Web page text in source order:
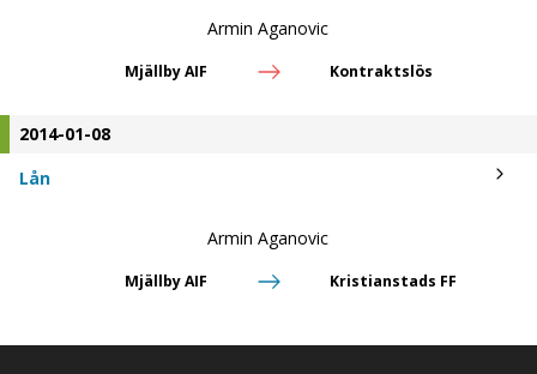
Armin Aganovic
Mjällby AIF Kontraktslös
2014-01-08
Lån
Armin Aganovic
Mjällby AIF Kristianstads FF